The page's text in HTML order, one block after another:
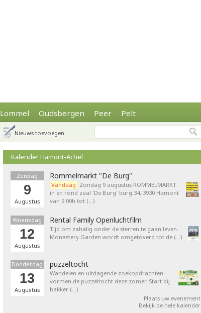
Lommel Oudsbergen Peer Pelt
Nieuws toevoegen
Kalender Hamont-Achel
Zondag
9
Augustus
Rommelmarkt "De Burg"
Vandaag Zondag 9 augustus ROMMELMARKT
in en rond zaal 'De Burg' burg 34, 3930 Hamont
van 9.00h tot (…)
Woensdag
12
Augustus
Rental Family Openluchtfilm
Tijd om zahalig onder de sterren te gaan leven.
Monastery Garden wordt omgetoverd tot de (…)
Donderdag
13
Augustus
puzzeltocht
Wandelen en uitdagende zoekopdrachten
vormen de puzzeltocht deze zomer. Start bij
bakker (…)
Plaats uw evenement
Bekijk de hele kalender